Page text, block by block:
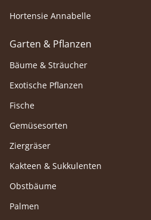
Hortensie Annabelle
Garten & Pflanzen
Bäume & Sträucher
Exotische Pflanzen
Fische
Gemüsesorten
Ziergräser
Kakteen & Sukkulenten
Obstbäume
Palmen